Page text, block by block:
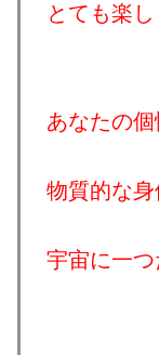
とても楽し
あなたの
物質的な
宇宙に一つ